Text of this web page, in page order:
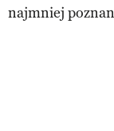
najmniej